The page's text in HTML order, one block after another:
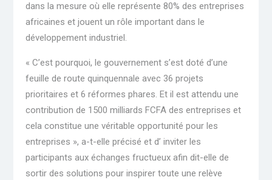
dans la mesure où elle représente 80% des entreprises
africaines et jouent un rôle important dans le
développement industriel.
« C’est pourquoi, le gouvernement s’est doté d’une
feuille de route quinquennale avec 36 projets
prioritaires et 6 réformes phares. Et il est attendu une
contribution de 1500 milliards FCFA des entreprises et
cela constitue une véritable opportunité pour les
entreprises », a-t-elle précisé et d’ inviter les
participants aux échanges fructueux afin dit-elle de
sortir des solutions pour inspirer toute une relève